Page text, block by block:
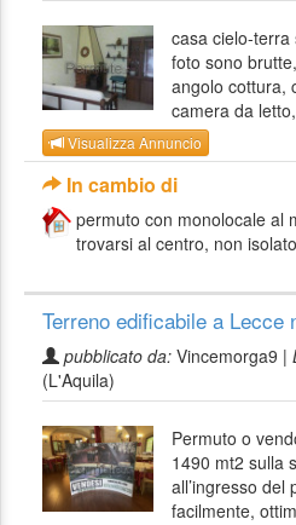
casa cielo-
foto sono
angolo cottura,
camera da
Visualizza Annuncio
In cambio di
permuto con monolocale al
trovarsi al centro, non
Terreno edificabile a Lecce
pubblicato da: Vincemorga9 |
(L'Aquila)
Permuto o
1490 mt2 sulla
all’ingresso del
facilmente,